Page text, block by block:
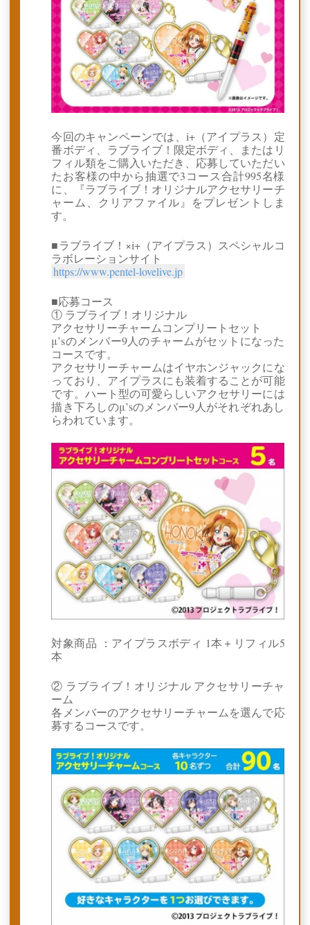
今回のキャンペーンでは、i+（アイプラス）定
番ボディ、ラブライブ！限定ボディ、またはリ
フィル類をご購入いただき、応募していただい
たお客様の中から抽選で3コース合計995名様
に、『ラブライブ！オリジナルアクセサリーチ
ャーム、クリアファイル』をプレゼントしま
す。
■ラブライブ！×i+（アイプラス）スペシャルコ
ラボレーションサイト
https://www.pentel-lovelive.jp
■応募コース
① ラブライブ！オリジナル
アクセサリーチャームコンプリートセット
μ’sのメンバー9人のチャームがセットになった
コースです。
アクセサリーチャームはイヤホンジャックにな
っており、アイプラスにも装着することが可能
です。ハート型の可愛らしいアクセサリーには
描き下ろしのμ’sのメンバー9人がそれぞれあし
らわれています。
対象商品 ：アイプラスボディ 1本＋リフィル5
本
② ラブライブ！オリジナル アクセサリーチャ
ーム
各メンバーのアクセサリーチャームを選んで応
募するコースです。